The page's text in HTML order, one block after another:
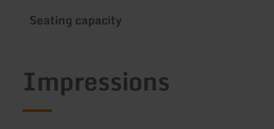
Seating capacity
Impressions